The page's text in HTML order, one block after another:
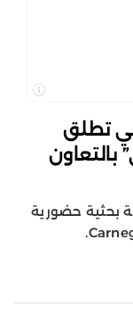
تطلق
بالتعاون
بحثية حضورية